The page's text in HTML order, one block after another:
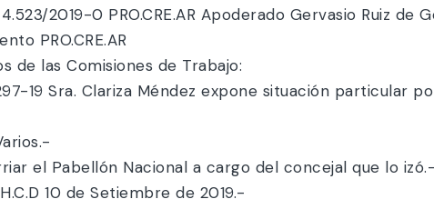
2019-0 PRO.CRE.AR Apoderado Gervasio Ruiz
PRO.CRE.AR
de las Comisiones de Trabajo:
19 Sra. Clariza Méndez expone situación particular
el Pabellón Nacional a cargo del concejal que lo izó.-
10 de Setiembre de 2019.-